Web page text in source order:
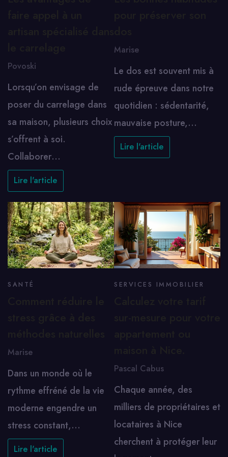
Povoski
Lorsqu’on envisage de
poser du carrelage dans
sa maison, plusieurs choix
s’offrent à soi.
Collaborer…
Lire l'article
Marise
Le dos est souvent mis à
rude épreuve dans notre
quotidien : sédentarité,
mauvaise posture,…
Lire l'article
SANTÉ
Marise
Dans un monde où le
rythme effréné de la vie
moderne engendre un
stress constant,…
Lire l'article
SERVICES IMMOBILIER
Pascal Cabus
Chaque année, des
milliers de propriétaires et
locataires à Nice
cherchent à protéger leur